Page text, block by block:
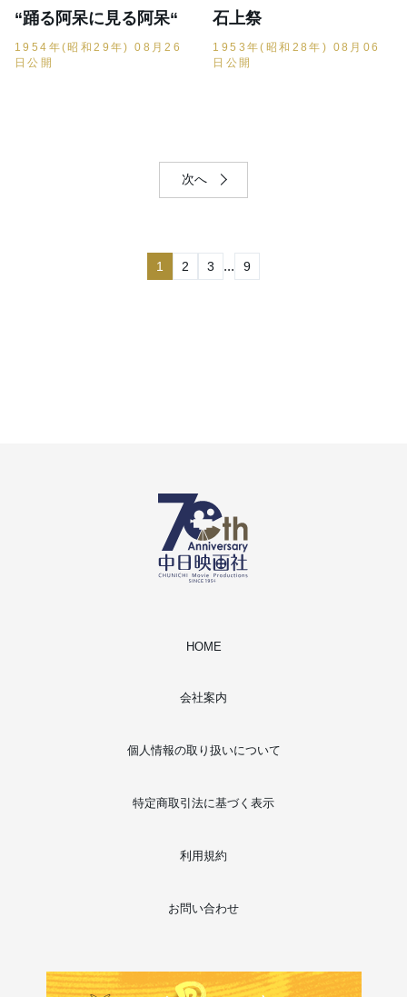
“踊る阿呆に見る阿呆“
1954年(昭和29年) 08月26
日公開
石上祭
1953年(昭和28年) 08月06
日公開
次へ
1 2 3 ... 9
HOME
会社案内
個人情報の取り扱いについて
特定商取引法に基づく表示
利用規約
お問い合わせ